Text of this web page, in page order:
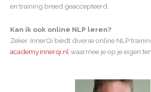
en training breed geaccepteerd.
Kan ik ook online NLP leren?
Zeker. InnerQi biedt diverse online NLP
academy.innerqi.nlwaarmee je op je eigen